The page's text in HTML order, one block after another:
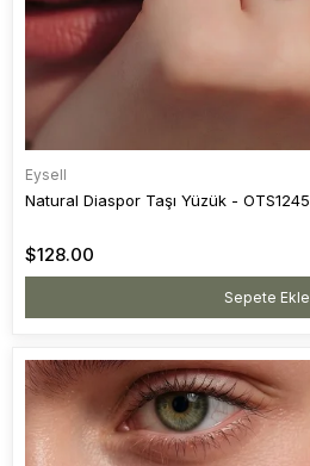
Eysell
Natural Diaspor Taşı Yüzük - OTS1245
$128.00
Sepete Ekle